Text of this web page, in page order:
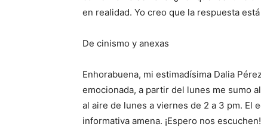
en realidad. Yo creo que la respuesta
De cinismo y anexas
Enhorabuena, mi estimadísima Dalia
emocionada, a partir del lunes me sumo
al aire de lunes a viernes de 2 a 3 pm. El
informativa amena. ¡Espero nos